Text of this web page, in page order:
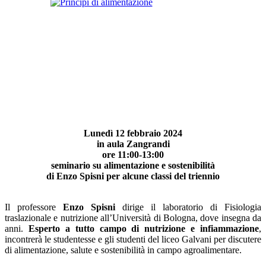
Lunedì 12 febbraio 2024
in aula Zangrandi
ore 11:00-13:00
seminario su alimentazione e sostenibilità
di Enzo Spisni per alcune classi del triennio
Il professore Enzo Spisni dirige il laboratorio di Fisiologia
traslazionale e nutrizione all’Università di Bologna, dove insegna da
anni. Esperto a tutto campo di nutrizione e infiammazione,
incontrerà le studentesse e gli studenti del liceo Galvani per discutere
di alimentazione, salute e sostenibilità in campo agroalimentare.